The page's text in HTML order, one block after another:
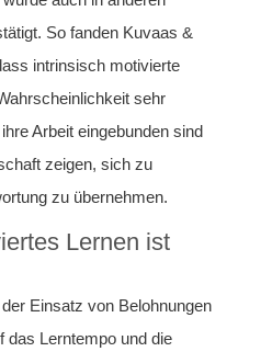
So fanden Kuvaas &
intrinsisch motivierte
sehr
Arbeit eingebunden sind
zeigen, sich zu
zu übernehmen.
Lernen ist
Einsatz von Belohnungen
das Lerntempo und die